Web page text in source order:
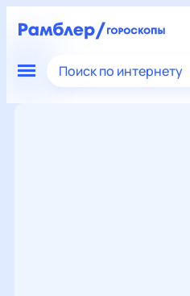
Поиск по интернету